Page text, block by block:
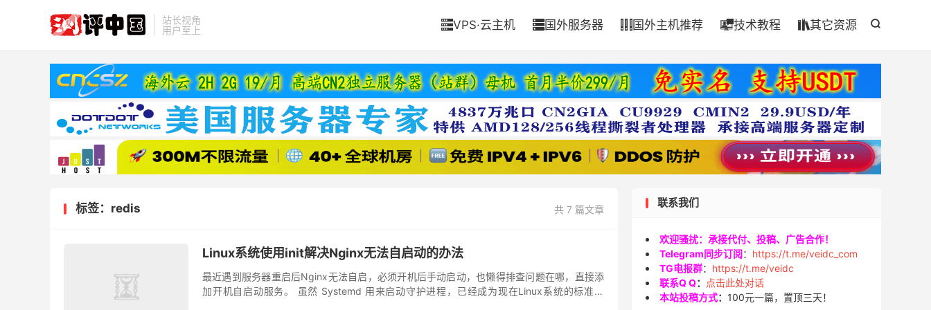
站长视角
用户至上

VPS·云主机 国外服务器  国外主机推荐 技术教程 其它资源
共 7 篇文章
标签：redis
Linux系统使用init解决Nginx无法自启动的办法
最近遇到服务器重启后Nginx无法自启，必须开机后手动启动，也懒得排查问题在哪，直接添
加开机自启动服务。 虽然 Systemd 用来启动守护进程，已经成为现在Linux系统的标准配
联系我们
欢迎骚扰：承接代付、投稿、广告合作！
Telegram同步订阅： https://t.me/veidc_com
TG电报群： https://t.me/veidc
联系Q Q：
点击此处对话
本站投稿方式： 100元一篇，置顶三天！